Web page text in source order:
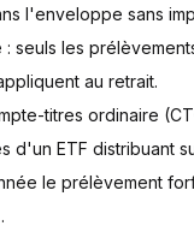
l'enveloppe sans
: seuls les
au retrait.
titres ordinaire
d'un ETF distribuant
le prélèvement